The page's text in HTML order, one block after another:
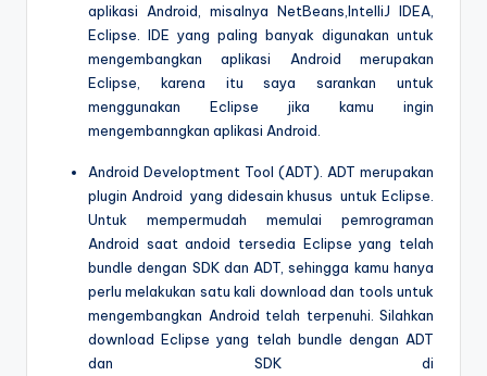
aplikasi Android, misalnya NetBeans,IntelliJ IDEA,
Eclipse. IDE yang paling banyak digunakan untuk
mengembangkan aplikasi Android merupakan
Eclipse, karena itu saya sarankan untuk
menggunakan Eclipse jika kamu ingin
mengembanngkan aplikasi Android.
Android Developtment Tool (ADT). ADT merupakan
plugin Android yang didesain khusus untuk Eclipse.
Untuk mempermudah memulai pemrograman
Android saat andoid tersedia Eclipse yang telah
bundle dengan SDK dan ADT, sehingga kamu hanya
perlu melakukan satu kali download dan tools untuk
mengembangkan Android telah terpenuhi. Silahkan
download Eclipse yang telah bundle dengan ADT
dan SDK di